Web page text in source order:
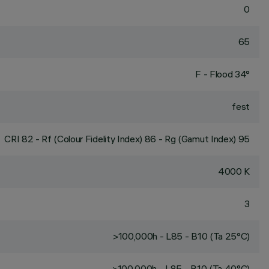
0
65
F - Flood 34°
fest
CRI 82 - Rf (Colour Fidelity Index) 86 - Rg (Gamut Index) 95
4000 K
3
>100,000h - L85 - B10 (Ta 25°C)